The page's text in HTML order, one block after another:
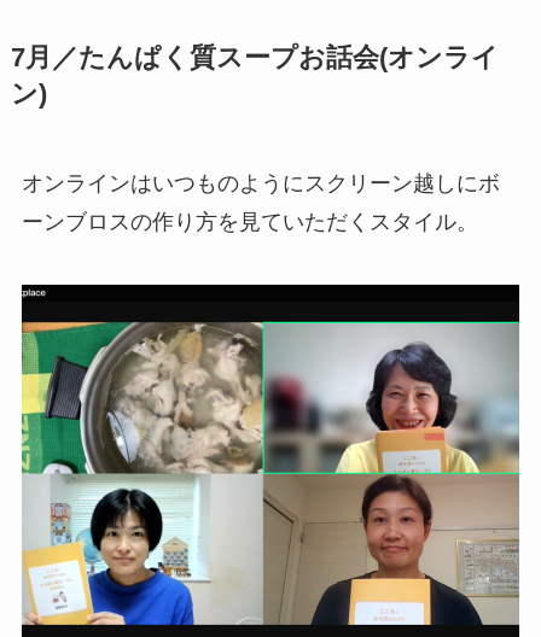
7月／たんぱく質スープお話会(オンライ
ン)
オンラインはいつものようにスクリーン越しにボ
ーンブロスの作り方を見ていただくスタイル。